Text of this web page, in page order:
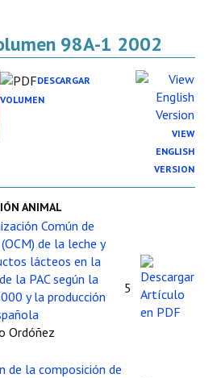
98A-1 2002
DESCARGAR
VOLUMEN
VIEW
ENGLISH
VERSION
ANIMAL
Común de
de la leche y
lácteos en la
la PAC según la
y la producción
Ordóñez
5
de la composición de